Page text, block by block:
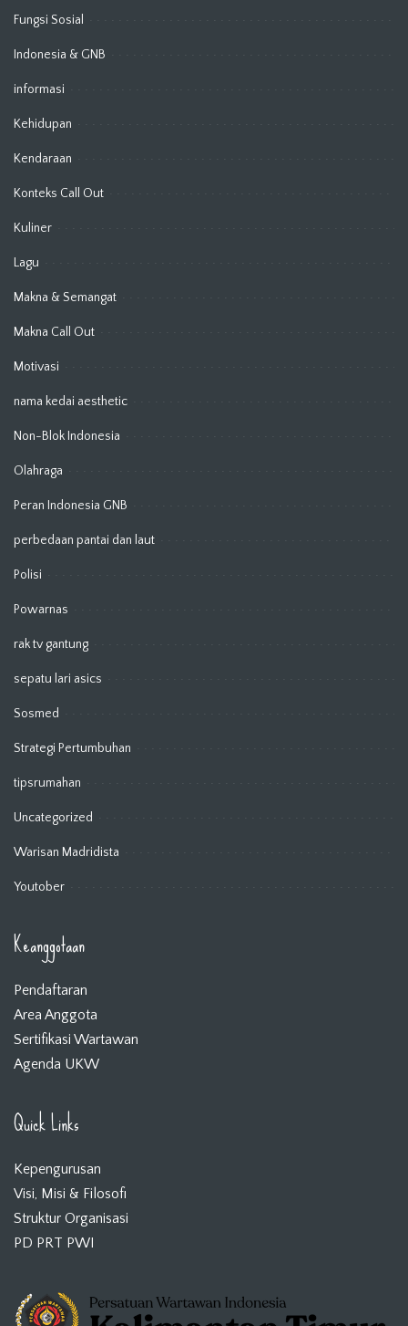
Fungsi Sosial
Indonesia & GNB
informasi
Kehidupan
Kendaraan
Konteks Call Out
Kuliner
Lagu
Makna & Semangat
Makna Call Out
Motivasi
nama kedai aesthetic
Non-Blok Indonesia
Olahraga
Peran Indonesia GNB
perbedaan pantai dan laut
Polisi
Powarnas
rak tv gantung
sepatu lari asics
Sosmed
Strategi Pertumbuhan
tipsrumahan
Uncategorized
Warisan Madridista
Youtober
Keanggotaan
Pendaftaran
Area Anggota
Sertifikasi Wartawan
Agenda UKW
Quick Links
Kepengurusan
Visi, Misi & Filosofi
Struktur Organisasi
PD PRT PWI